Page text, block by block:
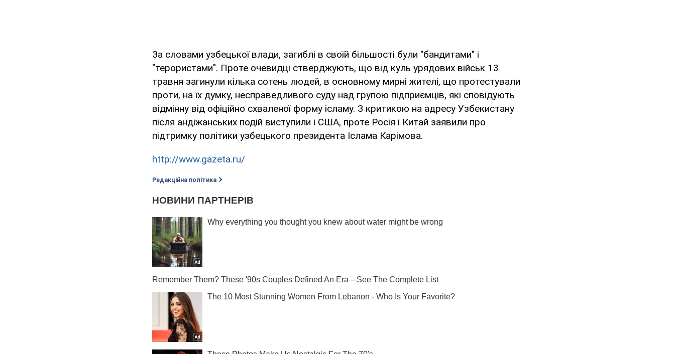
За словами узбецької влади, загиблі в своїй більшості були "бандитами" і
"терористами". Проте очевидці стверджують, що від куль урядових військ 13
травня загинули кілька сотень людей, в основному мирні жителі, що протестували
проти, на їх думку, несправедливого суду над групою підприємців, які сповідують
відмінну від офіційно схваленої форму ісламу. З критикою на адресу Узбекистану
після андіжанських подій виступили і США, проте Росія і Китай заявили про
підтримку політики узбецького президента Іслама Карімова.
http://www.gazeta.ru/
Редакційна політика